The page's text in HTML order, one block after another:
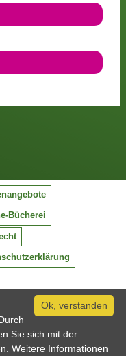
Bücherei
Ok, verstanden
Sie sich mit der
Weitere Informationen